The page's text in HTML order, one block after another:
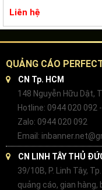
Liên hệ
QUẢNG CÁO
CN Tp. HCM
148 Nguyễn Hữu Dật,
Hotline: 0944 020 092
Zalo: 0944 020 092
Email:
CN LINH TÂY THỦ
39/10B, P. Linh Tây,
quảng cáo, gian hàng,